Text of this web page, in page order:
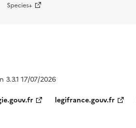
Species+
3.3.1 17/07/2026
legifrance.gouv.fr